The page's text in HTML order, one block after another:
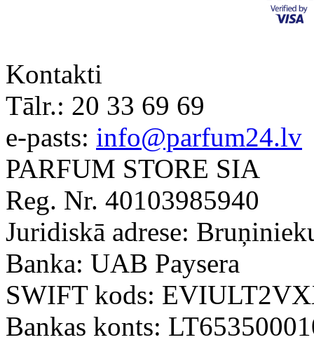
Kontakti
Tālr.: 20 33 69 69
e-pasts: info@parfum24.lv
PARFUM STORE SIA
Reg. Nr. 40103985940
Juridiskā adrese:
Banka: UAB Paysera
SWIFT kods:
Bankas konts: